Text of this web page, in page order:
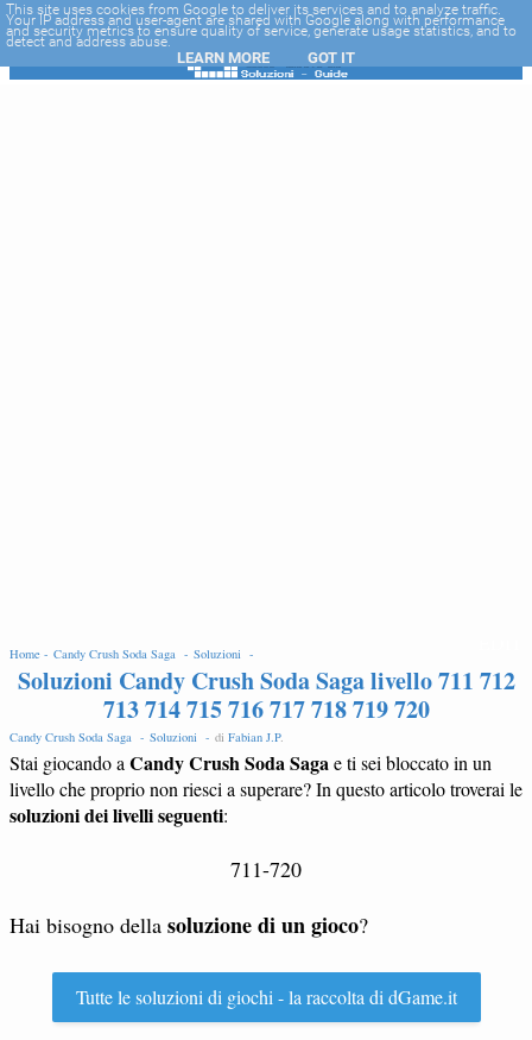
-->
Home - Candy Crush Soda Saga - Soluzioni -
Soluzioni Candy Crush Soda Saga livello 711 712
713 714 715 716 717 718 719 720
Candy Crush Soda Saga - Soluzioni - di Fabian J.P.
Stai giocando a Candy Crush Soda Sagae ti sei bloccato in un
livello che proprio non riesci a superare? In questo articolo troverai le
soluzioni dei livelli seguenti:
711-720
Hai bisogno della soluzione di un gioco?
Tutte le soluzioni di giochi - la raccolta di dGame.it
This site uses cookies from Google to deliver its services and to analyze traffic.
Your IP address and user-agent are shared with Google along with performance
and security metrics to ensure quality of service, generate usage statistics, and to
detect and address abuse.
LEARN MORE GOT IT